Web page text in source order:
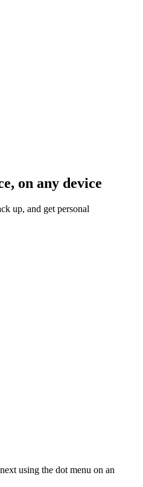
on any device
up, and get personal
using the dot menu on an